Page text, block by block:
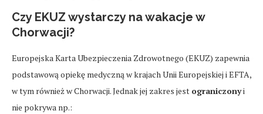
Czy EKUZ wystarczy na wakacje w
Chorwacji?
Europejska Karta Ubezpieczenia Zdrowotnego (EKUZ) zapewnia
podstawową opiekę medyczną w krajach Unii Europejskiej i EFTA,
w tym również w Chorwacji. Jednak jej zakres jest ograniczonyi
nie pokrywa np.: